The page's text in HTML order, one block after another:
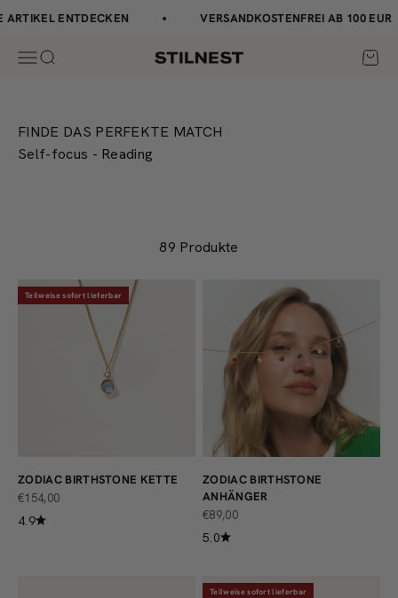
↵Zum Inhalt springen
↵Zum Menü springen
↵Fußzeile springen
↵Barrierefreiheits-Widget öffnen
Zum Inhalt springen
ENTDECKEN VERSANDKOSTENFREI AB 100 EUR
Navigationsmenü öffnen
Suche öffnen Stilnest
FINDE DAS PERFEKTE MATCH
Self-focus - Reading
89 Produkte
Teilweise sofort lieferbar
ZODIAC BIRTHSTONE KETTE
ANGEBOT
€154,00
4.9
ZODIAC BIRTHSTONE
ANHÄNGER
ANGEBOT
€89,00
5.0
Teilweise sofort lieferbar